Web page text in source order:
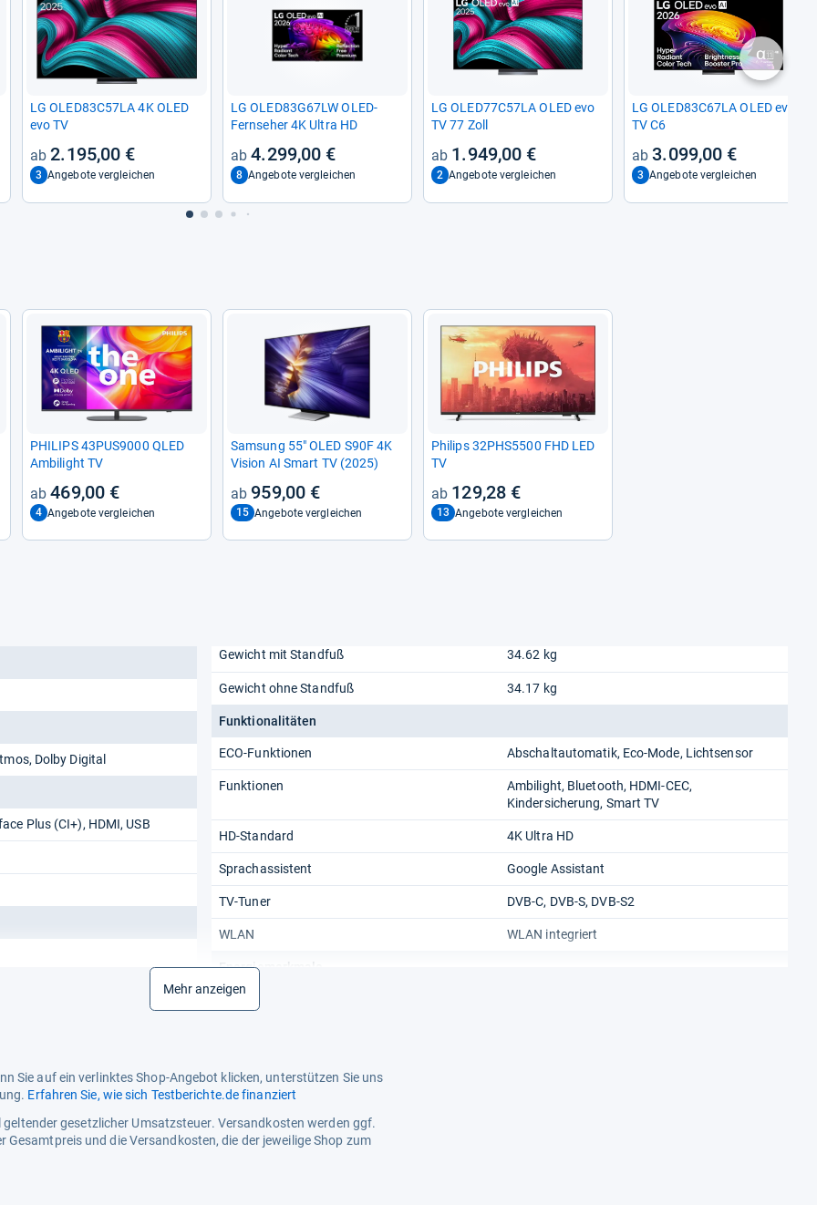
LG OLED83C57LA 4K OLED
evo TV
2.195,00 €
3 Angebote vergleichen
LG OLED83G67LW OLED-​
Fern­se­her 4K Ultra HD
4.299,00 €
8 Angebote vergleichen
LG OLED77C57LA OLED evo
TV 77 Zoll
1.949,00 €
2 Angebote vergleichen
LG OLED83C67LA OLED evo
TV C6
3.099,00 €
3 Angebote vergleichen
nächste
PHI­LIPS 43PUS9000 QLED
Ambi­light TV
469,00 €
4 Angebote vergleichen
Sam­sung 55" OLED S90F 4K
Vision AI Smart TV (2025)
959,00 €
15 Angebote vergleichen
Phi­lips 32PHS5500 FHD LED
TV
129,28 €
13 Angebote vergleichen
Dolby Digital
Plus (CI+), HDMI, USB
Gewicht mit Standfuß 34.62 kg
Gewicht ohne Standfuß 34.17 kg
Funktionalitäten
ECO-Funktionen Abschaltautomatik, Eco-Mode, Lichtsensor
Funktionen
Ambilight, Bluetooth, HDMI-CEC,
Kindersicherung, Smart TV
HD-Standard 4K Ultra HD
Sprachassistent Google Assistant
TV-Tuner DVB-C, DVB-S, DVB-S2
WLAN WLAN integriert
Energiemerkmale
Energieeffizienzklasse
Energiekosten SDR / 1000h
Energieverbrauch / Betrieb
Mehr anzeigen
Sie auf ein verlinktes Shop-Angebot klicken, unterstützen Sie uns
Erfahren Sie, wie sich Testberichte.de finanziert
gesetzlicher Umsatzsteuer. Versandkosten werden ggf.
und die Versandkosten, die der jeweilige Shop zum